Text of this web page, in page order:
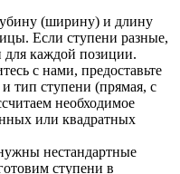
(ширину) и длину
Если ступени разные,
для каждой позиции.
с нами, предоставьте
тип ступени (прямая, с
необходимое
или квадратных
нестандартные
ступени в